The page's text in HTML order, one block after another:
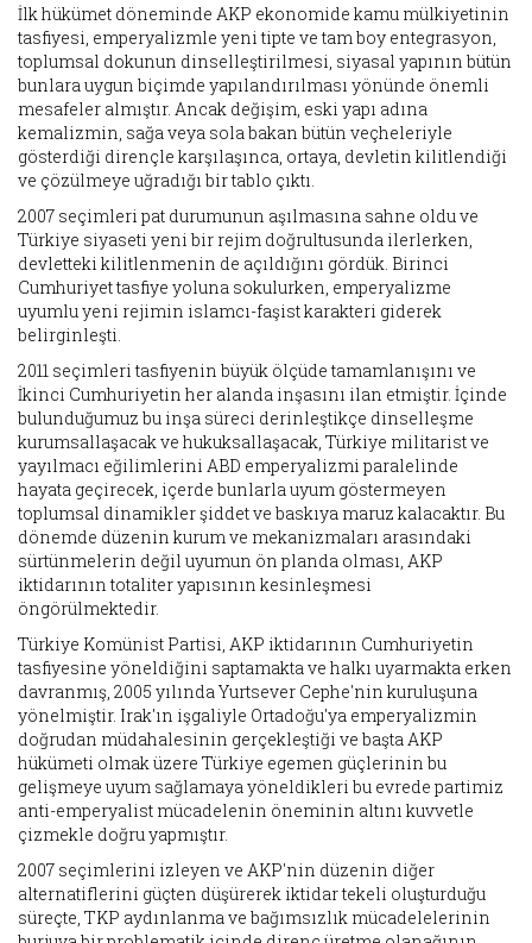
İlk hükümet döneminde AKP ekonomide kamu mülkiyetinin
tasfiyesi, emperyalizmle yeni tipte ve tam boy entegrasyon,
toplumsal dokunun dinselleştirilmesi, siyasal yapının bütün
bunlara uygun biçimde yapılandırılması yönünde önemli
mesafeler almıştır. Ancak değişim, eski yapı adına
kemalizmin, sağa veya sola bakan bütün veçheleriyle
gösterdiği dirençle karşılaşınca, ortaya, devletin kilitlendiği
ve çözülmeye uğradığı bir tablo çıktı.
2007 seçimleri pat durumunun aşılmasına sahne oldu ve
Türkiye siyaseti yeni bir rejim doğrultusunda ilerlerken,
devletteki kilitlenmenin de açıldığını gördük. Birinci
Cumhuriyet tasfiye yoluna sokulurken, emperyalizme
uyumlu yeni rejimin islamcı-faşist karakteri giderek
belirginleşti.
2011 seçimleri tasfiyenin büyük ölçüde tamamlanışını ve
İkinci Cumhuriyetin her alanda inşasını ilan etmiştir. İçinde
bulunduğumuz bu inşa süreci derinleştikçe dinselleşme
kurumsallaşacak ve hukuksallaşacak, Türkiye militarist ve
yayılmacı eğilimlerini ABD emperyalizmi paralelinde
hayata geçirecek, içerde bunlarla uyum göstermeyen
toplumsal dinamikler şiddet ve baskıya maruz kalacaktır. Bu
dönemde düzenin kurum ve mekanizmaları arasındaki
sürtünmelerin değil uyumun ön planda olması, AKP
iktidarının totaliter yapısının kesinleşmesi
öngörülmektedir.
Türkiye Komünist Partisi, AKP iktidarının Cumhuriyetin
tasfiyesine yöneldiğini saptamakta ve halkı uyarmakta erken
davranmış, 2005 yılında Yurtsever Cephe'nin kuruluşuna
yönelmiştir. Irak'ın işgaliyle Ortadoğu'ya emperyalizmin
doğrudan müdahalesinin gerçekleştiği ve başta AKP
hükümeti olmak üzere Türkiye egemen güçlerinin bu
gelişmeye uyum sağlamaya yöneldikleri bu evrede partimiz
anti-emperyalist mücadelenin öneminin altını kuvvetle
çizmekle doğru yapmıştır.
2007 seçimlerini izleyen ve AKP'nin düzenin diğer
alternatiflerini güçten düşürerek iktidar tekeli oluşturduğu
süreçte, TKP aydınlanma ve bağımsızlık mücadelelerinin